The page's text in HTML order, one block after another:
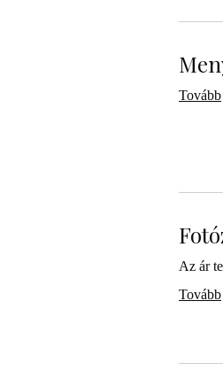
Tovább
Az ár
Tovább